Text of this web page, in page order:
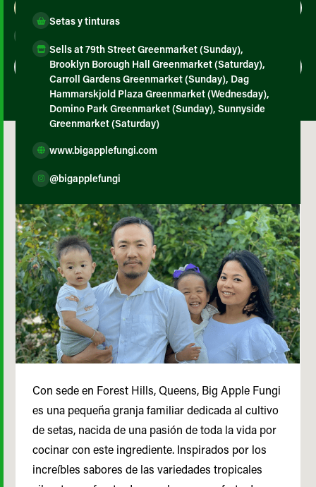
Setas y tinturas
Sells at 79th Street Greenmarket (Sunday),
Brooklyn Borough Hall Greenmarket (Saturday),
Carroll Gardens Greenmarket (Sunday), Dag
Hammarskjold Plaza Greenmarket (Wednesday),
Domino Park Greenmarket (Sunday), Sunnyside
Greenmarket (Saturday)
www.bigapplefungi.com
@bigapplefungi
Con sede en Forest Hills, Queens, Big Apple Fungi
es una pequeña granja familiar dedicada al cultivo
de setas, nacida de una pasión de toda la vida por
cocinar con este ingrediente. Inspirados por los
increíbles sabores de las variedades tropicales